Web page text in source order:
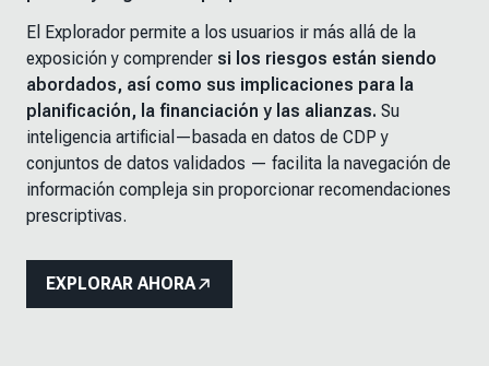
El Explorador permite a los usuarios ir más allá de la
exposición y comprender si los riesgos están siendo
abordados, así como sus implicaciones para la
planificación, la financiación y las alianzas. Su
inteligencia artificial—basada en datos de CDP y
conjuntos de datos validados — facilita la navegación de
información compleja sin proporcionar recomendaciones
prescriptivas.
EXPLORAR AHORA